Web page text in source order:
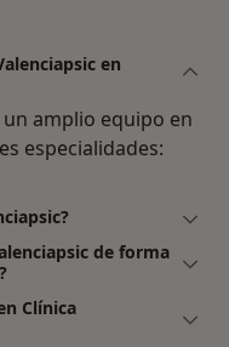
en
amplio equipo en
especialidades:
de forma
Clínica